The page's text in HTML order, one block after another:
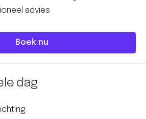
advies
Boek nu
dag